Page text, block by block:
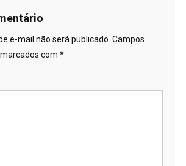
e-mail não será publicado. Campos
com *